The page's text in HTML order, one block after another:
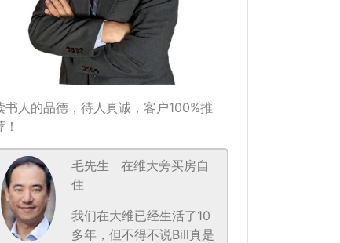
书人的品德，待人真诚，客户100%推
！
毛先生
在维大旁买房自
住
我们在大维已经生活了10
多年，但不得不说Bill真是